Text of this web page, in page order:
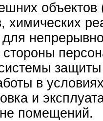
объектов
химических
стороны
в
и
помещений.